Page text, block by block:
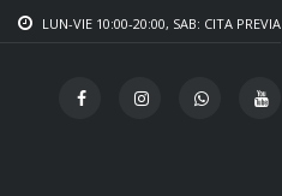
LUN-VIE 10:00-20:00, SAB: CITA PREVIA